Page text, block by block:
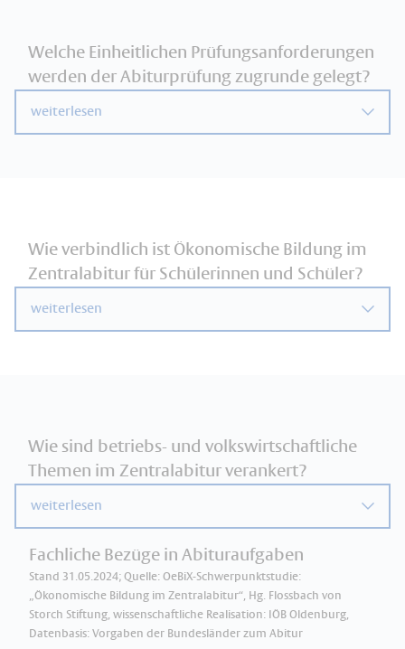
Welche Einheitlichen Prüfungsanforderungen
werden der Abiturprüfung zugrunde gelegt?
weiterlesen
Wie verbindlich ist Ökonomische Bildung im
Zentralabitur für Schülerinnen und Schüler?
weiterlesen
Wie sind betriebs- und volkswirtschaftliche
Themen im Zentralabitur verankert?
weiterlesen
Fachliche Bezüge in Abituraufgaben
Stand 31.05.2024; Quelle: OeBiX-Schwerpunktstudie:
„Ökonomische Bildung im Zentralabitur“, Hg. Flossbach von
Storch Stiftung, wissenschaftliche Realisation: IÖB Oldenburg,
Datenbasis: Vorgaben der Bundesländer zum Abitur